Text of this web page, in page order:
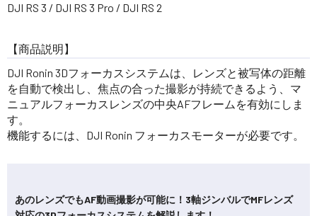
DJI RS 3 / DJI RS 3 Pro / DJI RS 2
【商品説明】
DJI Ronin 3Dフォーカスシステムは、レンズと被写体の距離
を自動で検出し、焦点の合った撮影が持続できるよう、マ
ニュアルフォーカスレンズの中央AFフレームを有効にしま
す。
機能するには、DJI Ronin フォーカスモーターが必要です。
あのレンズでもAF動画撮影が可能に！3軸ジンバルでMFレンズ